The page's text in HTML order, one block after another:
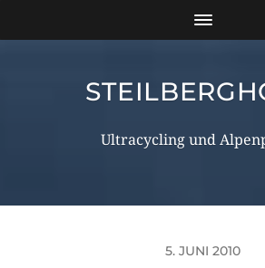
Ultracycling und
5. JUNI 2010